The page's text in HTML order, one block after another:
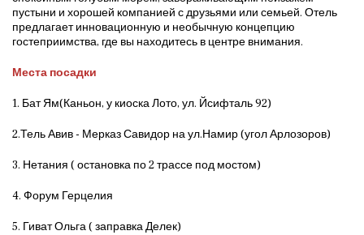
пустыни и хорошей компанией с друзьями или семьей. Отель
предлагает инновационную и необычную концепцию
гостеприимства, где вы находитесь в центре внимания.
Места посадки
1. Бат Ям(Каньон, у киоска Лото, ул. Йсифталь 92)
2.Тель Авив - Мерказ Савидор на ул.Намир (угол Арлозоров)
3. Нетания ( остановка по 2 трассе под мостом)
4. Форум Герцелия
5. Гиват Ольга ( заправка Делек)